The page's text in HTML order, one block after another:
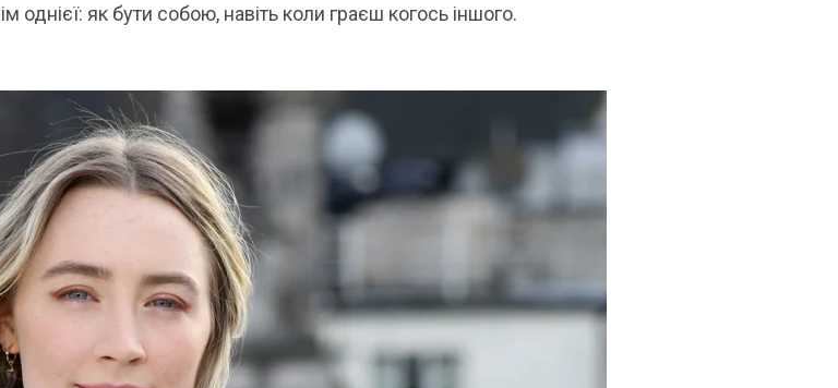
однієї: як бути собою, навіть коли граєш когось іншого.